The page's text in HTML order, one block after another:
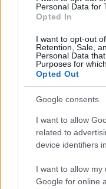
Personal Data for
Opted In
I want to opt-out
Retention, Sale,
Personal Data
Purposes for
Opted Out
Google consents
I want to allow
related to
device identifiers
I want to allow
Google for online
ΡΟΗ
«Αντίο» με ήττα
Ουρμπίνο